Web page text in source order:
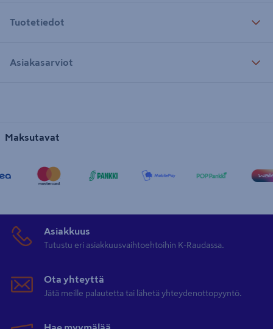
Tuotetiedot
Asiakasarviot
Maksutavat
Asiakkuus
Tutustu eri asiakkuusvaihtoehtoihin K-Raudassa.
Ota yhteyttä
Jätä meille palautetta tai lähetä yhteydenottopyyntö.